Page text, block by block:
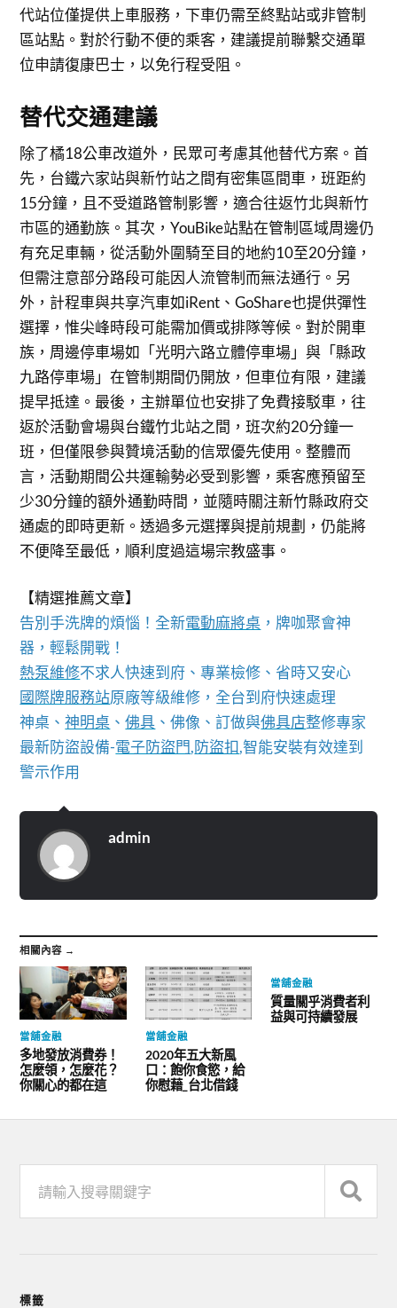
代站位僅提供上車服務，下車仍需至終點站或非管制
區站點。對於行動不便的乘客，建議提前聯繫交通單
位申請復康巴士，以免行程受阻。
替代交通建議
除了橘18公車改道外，民眾可考慮其他替代方案。首
先，台鐵六家站與新竹站之間有密集區間車，班距約
15分鐘，且不受道路管制影響，適合往返竹北與新竹
市區的通勤族。其次，YouBike站點在管制區域周邊仍
有充足車輛，從活動外圍騎至目的地約10至20分鐘，
但需注意部分路段可能因人流管制而無法通行。另
外，計程車與共享汽車如iRent、GoShare也提供彈性
選擇，惟尖峰時段可能需加價或排隊等候。對於開車
族，周邊停車場如「光明六路立體停車場」與「縣政
九路停車場」在管制期間仍開放，但車位有限，建議
提早抵達。最後，主辦單位也安排了免費接駁車，往
返於活動會場與台鐵竹北站之間，班次約20分鐘一
班，但僅限參與贊境活動的信眾優先使用。整體而
言，活動期間公共運輸勢必受到影響，乘客應預留至
少30分鐘的額外通勤時間，並隨時關注新竹縣政府交
通處的即時更新。透過多元選擇與提前規劃，仍能將
不便降至最低，順利度過這場宗教盛事。
【精選推薦文章】
告別手洗牌的煩惱！全新電動麻將桌 ，牌咖聚會神
器，輕鬆開戰！
熱泵維修不求人快速到府、專業檢修、省時又安心
國際牌服務站原廠等級維修，全台到府快速處理
神桌、神明桌 、佛具 、佛像、訂做與佛具店整修專家
最新防盜設備-電子防盜門,防盜扣,智能安裝有效達到
警示作用
admin
相關內容 →
當舖金融
多地發放消費券！
怎麼領，怎麼花？
你關心的都在這
當舖金融
2020年五大新風
口：飽你食慾，給
你慰藉_台北借錢
當舖金融
質量關乎消費者利
益與可持續發展
標籤